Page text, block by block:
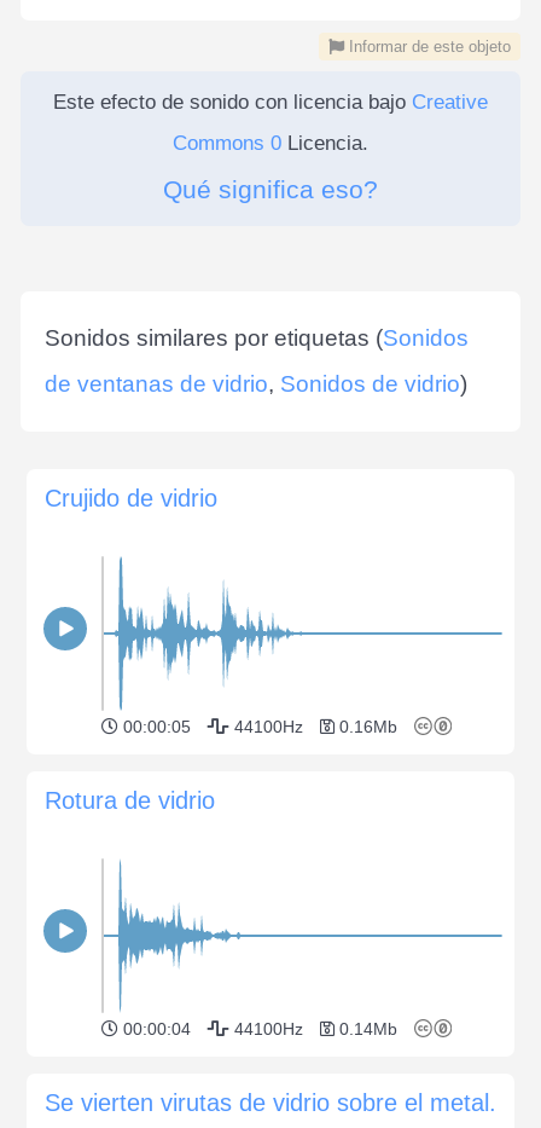
Informar de este objeto
Este efecto de sonido con licencia bajo Creative
Commons 0 Licencia.
Qué significa eso?
Sonidos similares por etiquetas (Sonidos
de ventanas de vidrio, Sonidos de vidrio)
Crujido de vidrio
00:00:05 44100Hz 0.16Mb
Rotura de vidrio
00:00:04 44100Hz 0.14Mb
Se vierten virutas de vidrio sobre el metal.